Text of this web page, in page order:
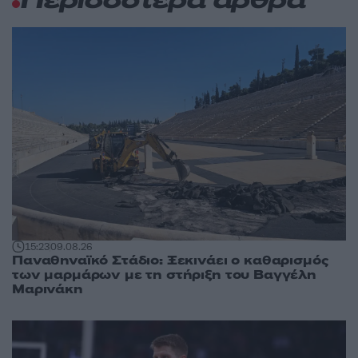
15:2309.08.26
Παναθηναϊκό Στάδιο: Ξεκινάει ο καθαρισμός
των μαρμάρων με τη στήριξη του Βαγγέλη
Μαρινάκη